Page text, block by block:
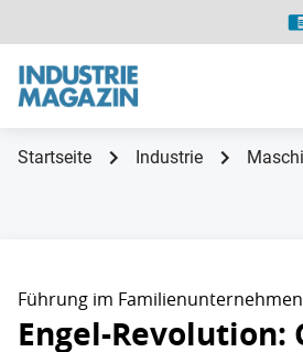
Startseite Industrie
Führung im
Engel-Revolution: